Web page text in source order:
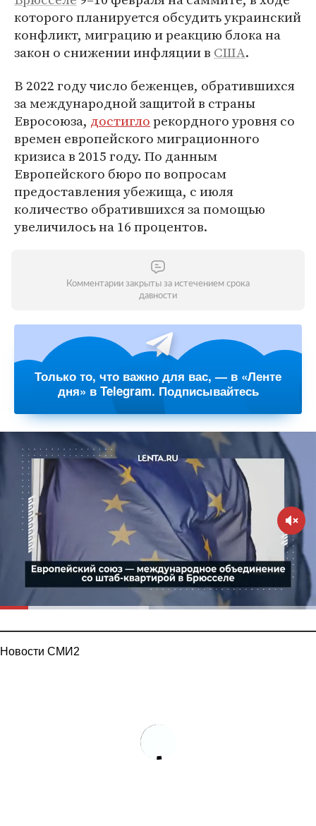
которого планируется обсудить украинский
конфликт, миграцию и реакцию блока на
закон о снижении инфляции в США.
В 2022 году число беженцев, обратившихся
за международной защитой в страны
Евросоюза, достиглорекордного уровня со
времен европейского миграционного
кризиса в 2015 году. По данным
Европейского бюро по вопросам
предоставления убежища, с июля
количество обратившихся за помощью
увеличилось на 16 процентов.
Комментарии закрыты за истечением срока
давности
Только то, что важно для вас, — в «Ленте
дня» в Telegram. Подписывайтесь
Новости СМИ2